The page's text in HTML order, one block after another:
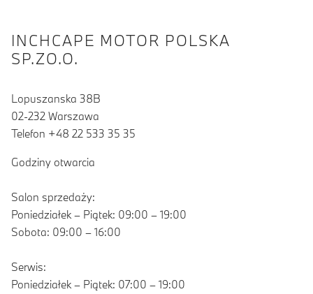
INCHCAPE MOTOR POLSKA
SP.ZO.O.
Lopuszanska 38B
02-232 Warszawa
Telefon +48 22 533 35 35
Godziny otwarcia
Salon sprzedaży:
Poniedziałek – Piątek: 09:00 – 19:00
Sobota: 09:00 – 16:00
Serwis:
Poniedziałek – Piątek: 07:00 – 19:00